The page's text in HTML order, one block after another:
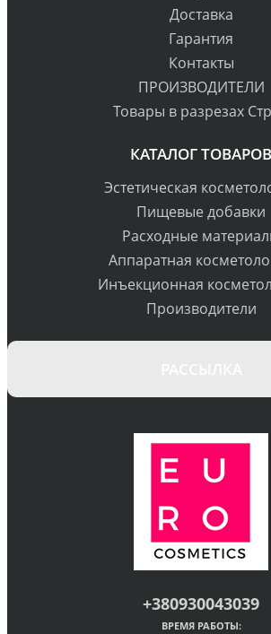
Доставка
Гарантия
Контакты
ПРОИЗВОДИТЕЛИ
Товары в разрезах
КАТАЛОГ ТОВАРОВ
Эстетическая
Пищевые добавки
Расходные
Аппаратная
Инъекционная
Производители
+380930043039
ВРЕМЯ РАБОТЫ: